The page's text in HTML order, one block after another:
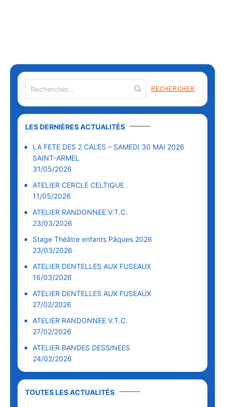
LES DERNIÈRES ACTUALITÉS
LA FETE DES 2 CALES – SAMEDI 30 MAI 2026
SAINT-ARMEL
31/05/2026
ATELIER CERCLE CELTIQUE
11/05/2026
ATELIER RANDONNEE V.T.C.
23/03/2026
Stage Théâtre enfants Pâques 2026
23/03/2026
ATELIER DENTELLES AUX FUSEAUX
16/03/2026
ATELIER DENTELLES AUX FUSEAUX
27/02/2026
ATELIER RANDONNEE V.T.C.
27/02/2026
ATELIER BANDES DESSINEES
24/02/2026
TOUTES LES ACTUALITÉS